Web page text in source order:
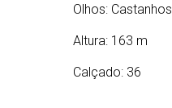
Olhos: Castanhos
Altura: 163 m
Calçado: 36